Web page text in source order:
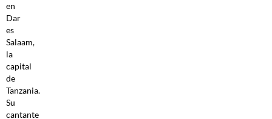
en
Dar
es
Salaam,
la
capital
de
Tanzania.
Su
cantante